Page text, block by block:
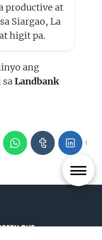
productive at
Siargao, La
higit pa.
ang
Landbank